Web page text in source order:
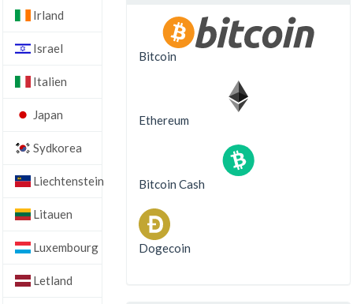
Irland
Israel
Italien
Japan
Sydkorea
Liechtenstein
Litauen
Luxembourg
Letland
Bitcoin
Ethereum
Bitcoin Cash
Dogecoin